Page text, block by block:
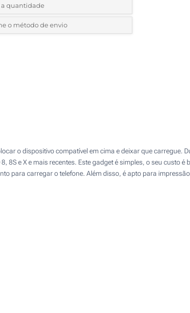
marcação e as cores do logotipo:
a quantidade
25
Atualizar
o método de envio
o dispositivo compatível em cima e deixar que carregue.
e X e mais recentes. Este gadget é simples, o seu custo é
para carregar o telefone. Além disso, é apto para